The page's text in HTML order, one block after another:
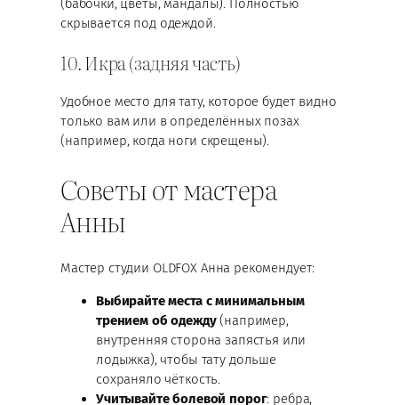
(бабочки, цветы, мандалы). Полностью
скрывается под одеждой.
10. Икра (задняя часть)
Удобное место для тату, которое будет видно
только вам или в определённых позах
(например, когда ноги скрещены).
Советы от мастера
Анны
Мастер студии OLDFOX Анна рекомендует:
Выбирайте места с минимальным
трением об одежду(например,
внутренняя сторона запястья или
лодыжка), чтобы тату дольше
сохраняло чёткость.
Учитывайте болевой порог: ребра,